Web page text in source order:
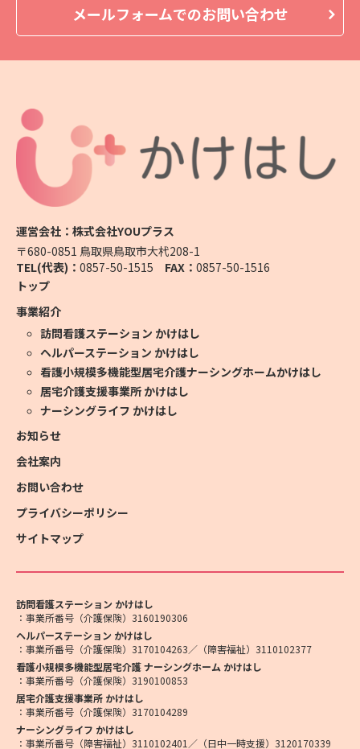
メールフォームでのお問い合わせ
運営会社：株式会社YOUプラス
〒680-0851 鳥取県鳥取市大杙208-1
TEL(代表)： 0857-50-1515 FAX： 0857-50-1516
トップ
事業紹介
訪問看護ステーション かけはし
ヘルパーステーション かけはし
看護小規模多機能型居宅介護ナーシングホームかけはし
居宅介護支援事業所 かけはし
ナーシングライフ かけはし
お知らせ
会社案内
お問い合わせ
プライバシーポリシー
サイトマップ
訪問看護ステーション かけはし
：事業所番号（介護保険）3160190306
ヘルパーステーション かけはし
：事業所番号（介護保険）3170104263／（障害福祉）3110102377
看護小規模多機能型居宅介護 ナーシングホーム かけはし
：事業所番号（介護保険）3190100853
居宅介護支援事業所 かけはし
：事業所番号（介護保険）3170104289
ナーシングライフ かけはし
：事業所番号（障害福祉）3110102401／（日中一時支援）3120170339